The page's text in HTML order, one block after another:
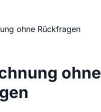
ohne Rückfragen
ohne